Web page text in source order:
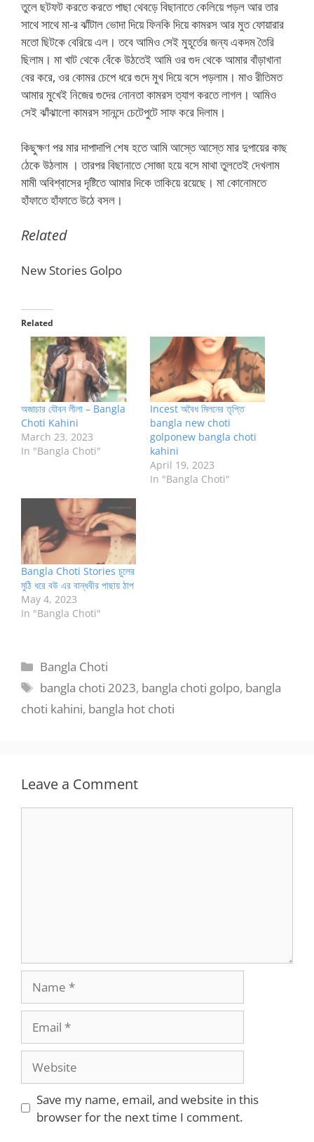
তুলে ছটফট করতে করতে পাছা থেবড়ে বিছানাতে কেলিয়ে পড়ল আর তার
সাথে সাথে মা-র ঝাঁটাল ভোদা দিয়ে ফিনকি দিয়ে কামরস আর মুত ফোয়ারার
মতো ছিটকে বেরিয়ে এল। তবে আমিও সেই মুহূর্তের জন্য একদম তৈরি
ছিলাম। মা খাট থেকে বেঁকে উঠতেই আমি ওর গুদ থেকে আমার বাঁড়াখানা
বের করে, ওর কোমর চেপে ধরে গুদে মুখ দিয়ে বসে পড়লাম। মাও রীতিমত
আমার মুখেই নিজের গুদের নোনতা কামরস ত্যাগ করতে লাগল। আমিও
সেই ঝাঁঝালো কামরস সানন্দে চেটেপুটে সাফ করে দিলাম।
কিছুক্ষণ পর মার দাপাদাপি শেষ হতে আমি আস্তে আস্তে মার দুপায়ের কাছ
ঠেকে উঠলাম । তারপর বিছানাতে সোজা হয়ে বসে মাথা তুলতেই দেখলাম
মামী অবিশ্বাসের দৃষ্টিতে আমার দিকে তাকিয়ে রয়েছে। মা কোনোমতে
হাঁফাতে হাঁফাতে উঠে বসল।
Related
New Stories Golpo
Related
অজাচার যৌবন লীলা – Bangla
Choti Kahini
March 23, 2023
In "Bangla Choti"
Incest অবৈধ মিলনের তৃপ্তি
bangla new choti
golponew bangla choti
kahini
April 19, 2023
In "Bangla Choti"
Bangla Choti Stories চুলের
মুঠি ধরে বউ এর বান্ধবীর পাছায় ঠাপ
May 4, 2023
In "Bangla Choti"
Categories
Bangla Choti
Tags
bangla choti 2023, bangla choti golpo, bangla
choti kahini, bangla hot choti
Leave a Comment
Website
Save my name, email, and website in this
browser for the next time I comment.